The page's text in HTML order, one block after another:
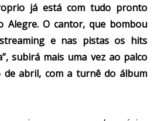
já está com tudo pronto
O cantor, que bombou
e nas pistas os hits
subirá mais uma vez ao palco
de abril, com a turnê do álbum